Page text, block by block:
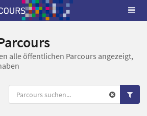
alle öffentlichen Parcours angezeigt,